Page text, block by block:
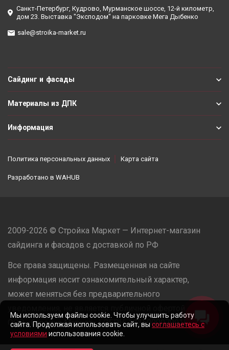
Санкт-Петербург, Кудрово, Мурманское шоссе, 12-й километр,
дом 23. Выставка "Эксподом" на парковке Мега Дыбенко
sale@stroika-market.ru
Сайдинг и фасады
Материалы из ДПК
Информация
Политика персональных данных Карта сайта
Разработано в WAHUB
2009-2026 © Стройка Маркет — Интернет-магазин
сайдинга и фасадов с доставкой по РФ
Все права защищены. Размещенная на сайте
информация носит ознакомительный характер,
может меняться без предварительного
ООО «Стройка Маркет» | ОГРН: 1235000079918
Мы используем файлы cookie. Чтобы улучшить работу
сайта. Продолжая использовать сайт, вы соглашаетесь с
условиями использования cookie.